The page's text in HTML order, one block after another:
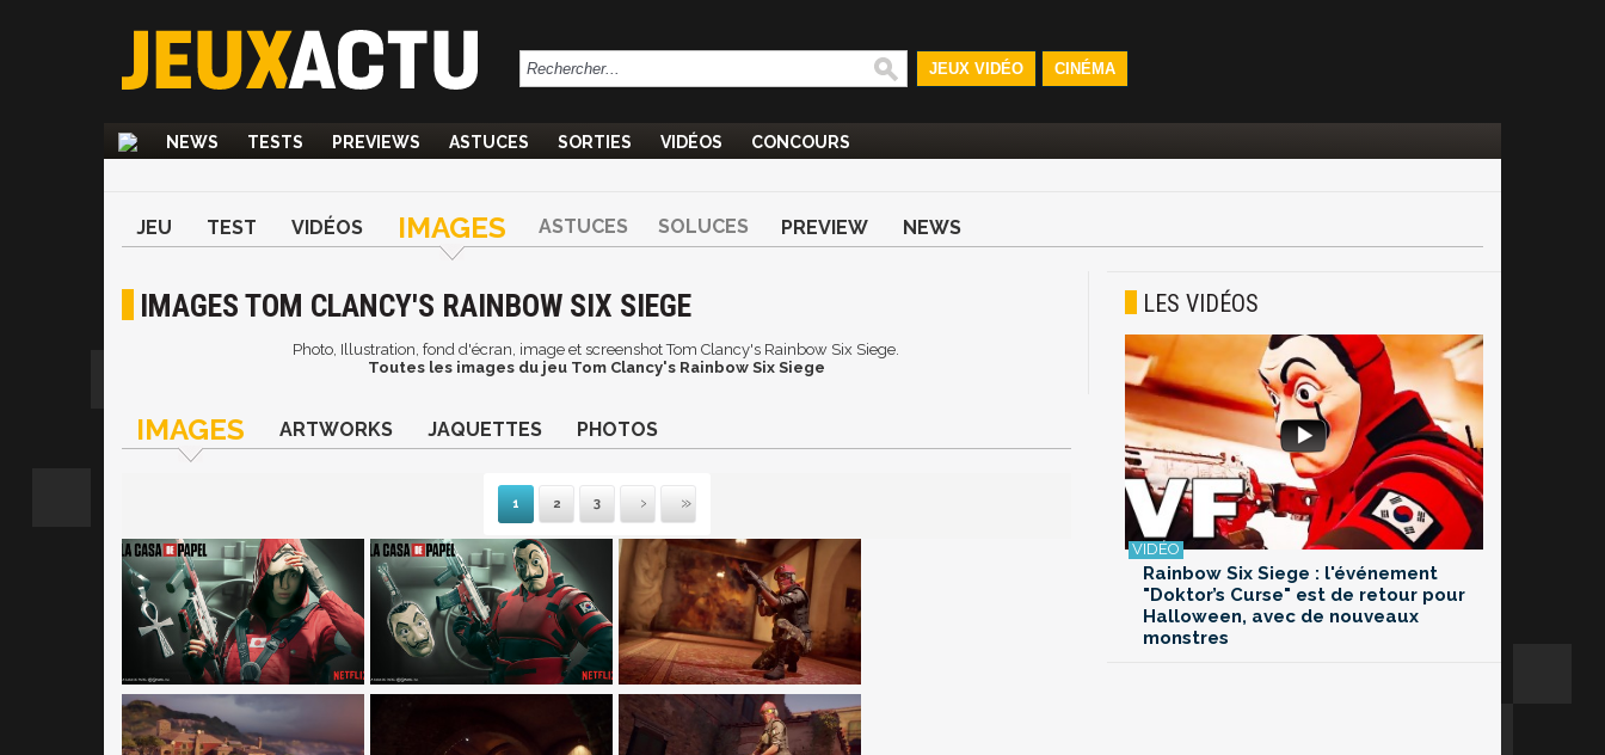
JEUX VIDÉO CINÉMA
NEWS TESTS PREVIEWS ASTUCES SORTIES VIDÉOS CONCOURS
JEU TEST VIDÉOS IMAGES ASTUCES SOLUCES PREVIEW NEWS
IMAGES TOM CLANCY'S RAINBOW SIX SIEGE
Photo, Illustration, fond d'écran, image et screenshot Tom Clancy's Rainbow Six Siege.
Toutes les images du jeu Tom Clancy's Rainbow Six Siege
IMAGES ARTWORKS JAQUETTES PHOTOS
1 2 3
Suivante
Dernière
LES VIDÉOS
Rainbow Six Siege : l'événement
"Doktor’s Curse" est de retour pour
Halloween, avec de nouveaux
monstres